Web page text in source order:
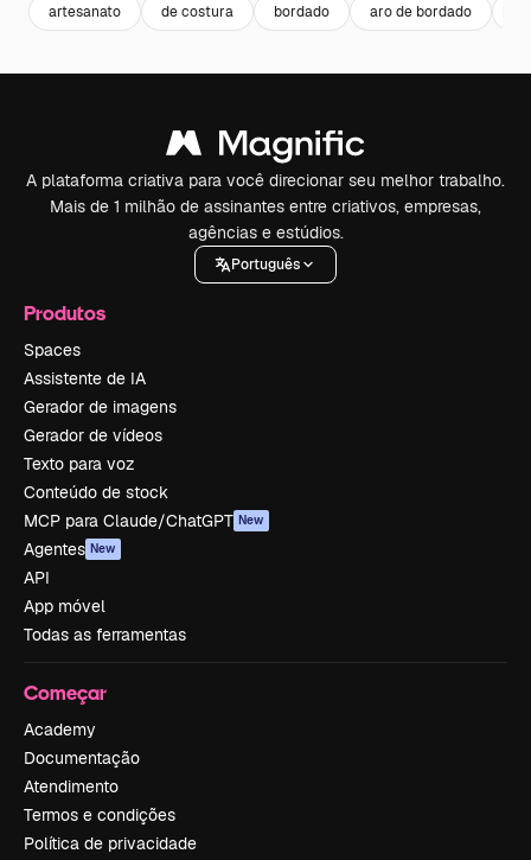
artesanato de costura bordado aro de bordado
A plataforma criativa para você direcionar seu melhor trabalho.
Mais de 1 milhão de assinantes entre criativos, empresas,
agências e estúdios.
Português
Produtos
Spaces
Assistente de IA
Gerador de imagens
Gerador de vídeos
Texto para voz
Conteúdo de stock
MCP para Claude/ChatGPT New
Agentes New
API
App móvel
Todas as ferramentas
Começar
Academy
Documentação
Atendimento
Termos e condições
Política de privacidade